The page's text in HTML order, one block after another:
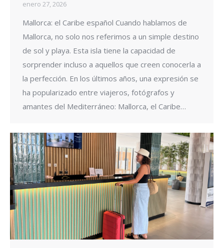
enero 27, 2026
Mallorca: el Caribe español Cuando hablamos de
Mallorca, no solo nos referimos a un simple destino
de sol y playa. Esta isla tiene la capacidad de
sorprender incluso a aquellos que creen conocerla a
la perfección. En los últimos años, una expresión se
ha popularizado entre viajeros, fotógrafos y
amantes del Mediterráneo: Mallorca, el Caribe…